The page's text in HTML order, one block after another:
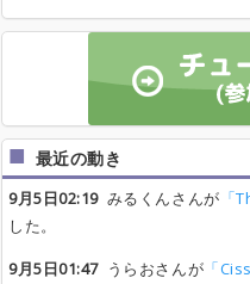
最近の動き
9月5日02:19みるくんさんが 「
した。
9月5日01:47うらおさんが 「